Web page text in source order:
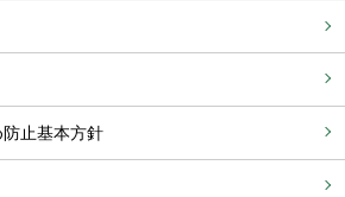
止基本方針